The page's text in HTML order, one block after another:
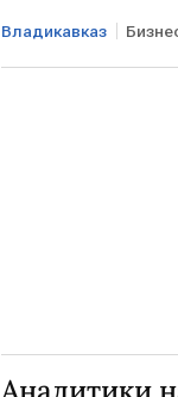
Владикавказ
Россельхознадзор